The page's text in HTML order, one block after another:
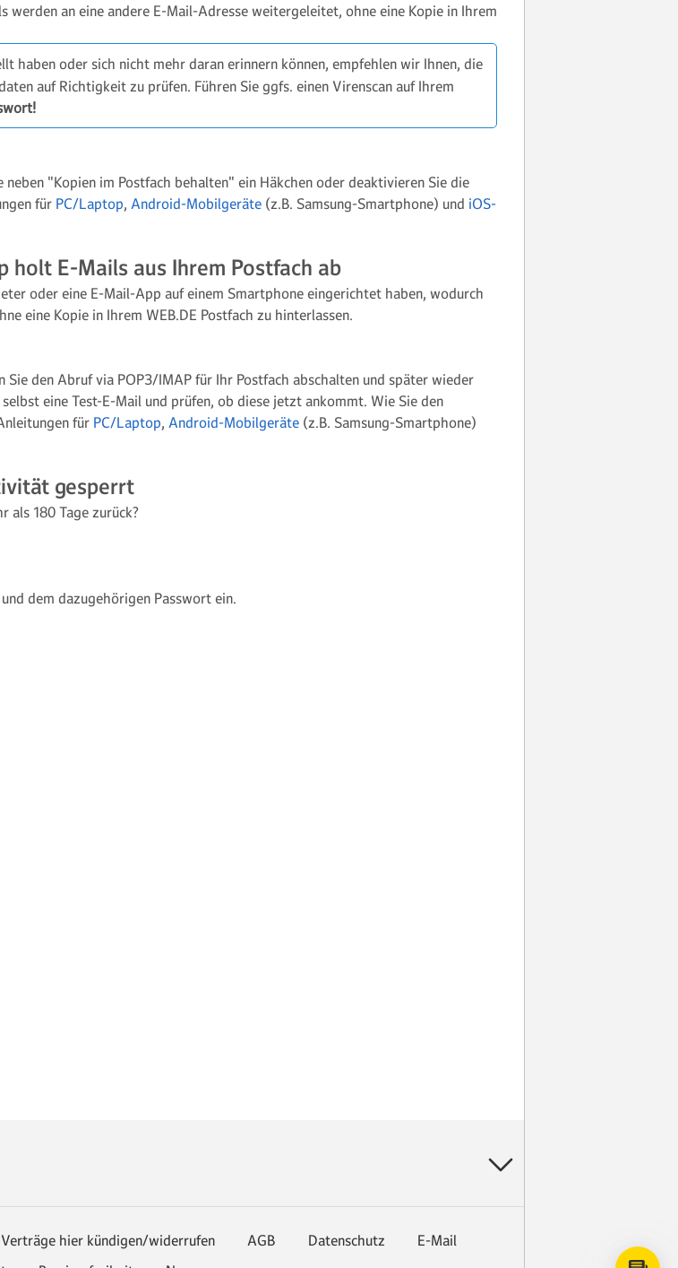
an eine andere E-Mail-Adresse weitergeleitet, ohne eine Kopie in Ihrem
haben oder sich nicht mehr daran erinnern können, empfehlen wir Ihnen, die
auf Richtigkeit zu prüfen. Führen Sie ggfs. einen Virenscan auf Ihrem
"Kopien im Postfach behalten" ein Häkchen oder deaktivieren Sie die
für PC/Laptop, Android-Mobilgeräte (z.B. Samsung-Smartphone) und iOS-
holt E-Mails aus Ihrem Postfach ab
oder eine E-Mail-App auf einem Smartphone eingerichtet haben, wodurch
eine Kopie in Ihrem WEB.DE Postfach zu hinterlassen.
den Abruf via POP3/IMAP für Ihr Postfach abschalten und später wieder
eine Test-E-Mail und prüfen, ob diese jetzt ankommt. Wie Sie den
für PC/Laptop, Android-Mobilgeräte (z.B. Samsung-Smartphone)
gesperrt
als 180 Tage zurück?
dem dazugehörigen Passwort ein.
Verträge hier kündigen/widerrufen AGB Datenschutz
E-Mail